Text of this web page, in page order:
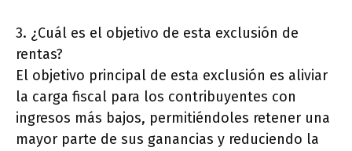
3. ¿Cuál es el objetivo de esta exclusión de
rentas?
El objetivo principal de esta exclusión es aliviar
la carga fiscal para los contribuyentes con
ingresos más bajos, permitiéndoles retener una
mayor parte de sus ganancias y reduciendo la